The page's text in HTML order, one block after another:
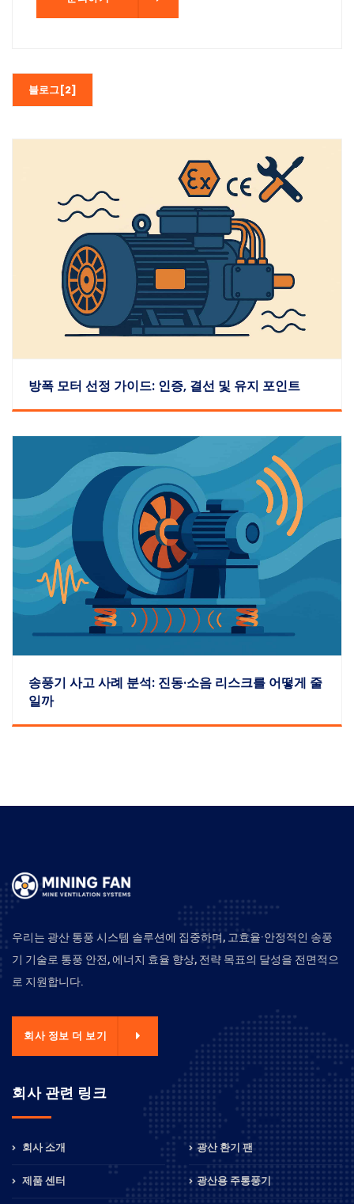
블로그[2]
방폭 모터 선정 가이드: 인증, 결선 및 유지 포인트
송풍기 사고 사례 분석: 진동·소음 리스크를 어떻게 줄
일까
우리는 광산 통풍 시스템 솔루션에 집중하며, 고효율·안정적인 송풍
기 기술로 통풍 안전, 에너지 효율 향상, 전략 목표의 달성을 전면적으
로 지원합니다.
회사 정보 더 보기
회사 관련 링크
회사 소개
제품 센터
광산 환기 팬
광산용 주통풍기